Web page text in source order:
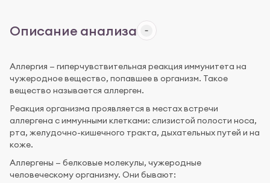
Описание анализа
Аллергия — гиперчувствительная реакция иммунитета на
чужеродное вещество, попавшее в организм. Такое
вещество называется аллерген.
Реакция организма проявляется в местах встречи
аллергена с иммунными клетками: слизистой полости носа,
рта, желудочно-кишечного тракта, дыхательных путей и на
коже.
Аллергены — белковые молекулы, чужеродные
человеческому организму. Они бывают: